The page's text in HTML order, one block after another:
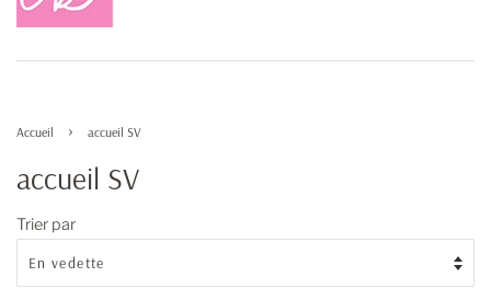
Accueil › accueil SV
accueil SV
Trier par